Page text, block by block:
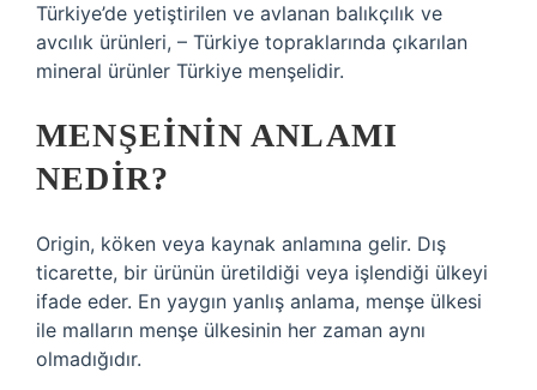
Türkiye’de yetiştirilen ve avlanan balıkçılık ve
avcılık ürünleri, – Türkiye topraklarında çıkarılan
mineral ürünler Türkiye menşelidir.
MENŞEININ ANLAMI
NEDIR?
Origin, köken veya kaynak anlamına gelir. Dış
ticarette, bir ürünün üretildiği veya işlendiği ülkeyi
ifade eder. En yaygın yanlış anlama, menşe ülkesi
ile malların menşe ülkesinin her zaman aynı
olmadığıdır.